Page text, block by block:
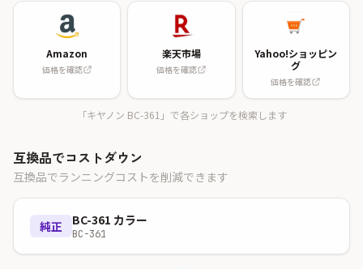
Amazon
価格を確認
楽天市場
価格を確認
Yahoo!ショッピン
グ
価格を確認
「キヤノン BC-361」で各ショップを検索します
互換品でコストダウン
互換品でランニングコストを削減できます
純正 BC-361 カラー
BC-361